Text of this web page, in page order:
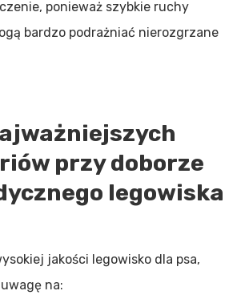
ponieważ szybkie ruchy
bardzo podrażniać nierozgrzane
przy doborze
legowiska
jakości legowisko dla psa,
na: